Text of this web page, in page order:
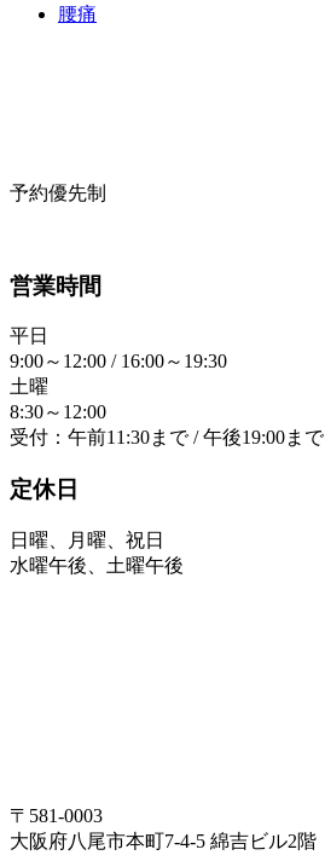
腰痛
予約優先制
営業時間
平日
9:00～12:00 / 16:00～19:30
土曜
8:30～12:00
受付：午前11:30まで / 午後19:00まで
定休日
日曜、月曜、祝日
水曜午後、土曜午後
〒581-0003
大阪府八尾市本町7-4-5 綿吉ビル2階